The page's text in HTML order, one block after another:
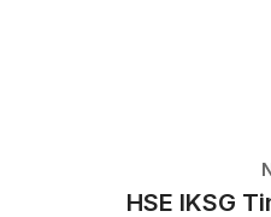
HSE IKSG